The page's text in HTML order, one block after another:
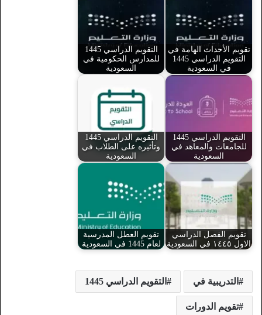
تقويم الأحداث الهامة في
التقويم الدراسي 1445
في السعودية
التقويم الدراسي 1445
للمدارس الحكومية في
السعودية
التقويم الدراسي 1445
للجامعات والمعاهد في
السعودية
التقويم الدراسي 1445
وتأثيره على الطلاب في
السعودية
تقويم الفصل الدراسي
الاول ١٤٤٥ في السعودية
تقويم العطل المدرسية
لعام 1445 في السعودية
التدريبية في التقويم الدراسي 1445
تقويم الدورات